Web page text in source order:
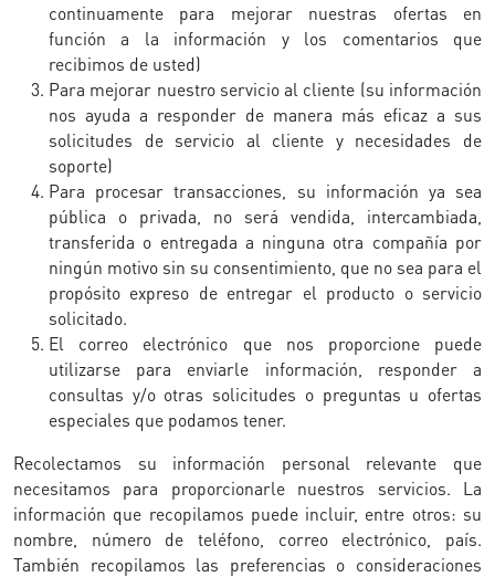
continuamente para mejorar nuestras ofertas en
función a la información y los comentarios que
recibimos de usted)
Para mejorar nuestro servicio al cliente (su información
nos ayuda a responder de manera más eficaz a sus
solicitudes de servicio al cliente y necesidades de
soporte)
Para procesar transacciones, su información ya sea
pública o privada, no será vendida, intercambiada,
transferida o entregada a ninguna otra compañía por
ningún motivo sin su consentimiento, que no sea para el
propósito expreso de entregar el producto o servicio
solicitado.
El correo electrónico que nos proporcione puede
utilizarse para enviarle información, responder a
consultas y/o otras solicitudes o preguntas u ofertas
especiales que podamos tener.
Recolectamos su información personal relevante que
necesitamos para proporcionarle nuestros servicios. La
información que recopilamos puede incluir, entre otros: su
nombre, número de teléfono, correo electrónico, país.
También recopilamos las preferencias o consideraciones